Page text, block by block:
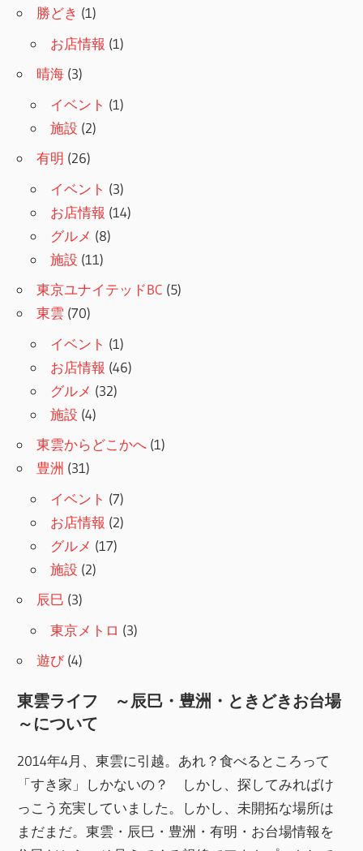
勝どき (1)
お店情報 (1)
晴海 (3)
イベント (1)
施設 (2)
有明 (26)
イベント (3)
お店情報 (14)
グルメ (8)
施設 (11)
東京ユナイテッドBC (5)
東雲 (70)
イベント (1)
お店情報 (46)
グルメ (32)
施設 (4)
東雲からどこかへ (1)
豊洲 (31)
イベント (7)
お店情報 (2)
グルメ (17)
施設 (2)
辰巳 (3)
東京メトロ (3)
遊び (4)
東雲ライフ ～辰巳・豊洲・ときどきお台場
～について
2014年4月、東雲に引越。あれ？食べるところって
「すき家」しかないの？ しかし、探してみればけ
っこう充実していました。しかし、未開拓な場所は
まだまだ。東雲・辰巳・豊洲・有明・お台場情報を